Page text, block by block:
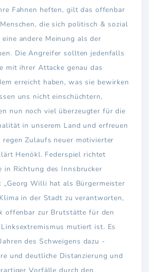
Fahnen heften, gilt das offenbar
die sich politisch & sozial
andere Meinung als der
Die Angreifer sollten jedenfalls
mit ihrer Attacke genau das
erreicht haben, was sie bewirken
uns nicht einschüchtern,
nun noch viel überzeugter für die
in unserem Land und erfreuen
regen Zulaufs neuer motivierter
Henökl. Federspiel richtet
in Richtung des Innsbrucker
„Georg Willi hat als Bürgermeister
in der Stadt zu verantworten,
offenbar zur Brutstätte für den
mutiert ist. Es
des Schweigens dazu -
und deutliche Distanzierung und